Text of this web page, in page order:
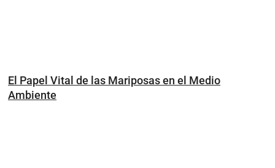
El Papel Vital de las Mariposas en el Medio
Ambiente